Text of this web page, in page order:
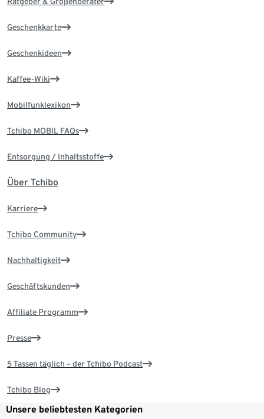
Geschenkkarte
Geschenkideen
Kaffee-Wiki
Mobilfunklexikon
Tchibo MOBIL FAQs
Entsorgung / Inhaltsstoffe
Über Tchibo
Karriere
Tchibo Community
Nachhaltigkeit
Geschäftskunden
Affiliate Programm
Presse
5 Tassen täglich – der Tchibo Podcast
Tchibo Blog
Unsere beliebtesten Kategorien